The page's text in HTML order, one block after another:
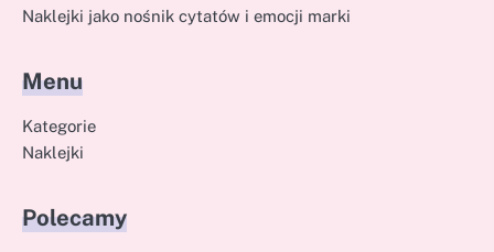
Naklejki jako nośnik cytatów i emocji marki
Menu
Kategorie
Naklejki
Polecamy